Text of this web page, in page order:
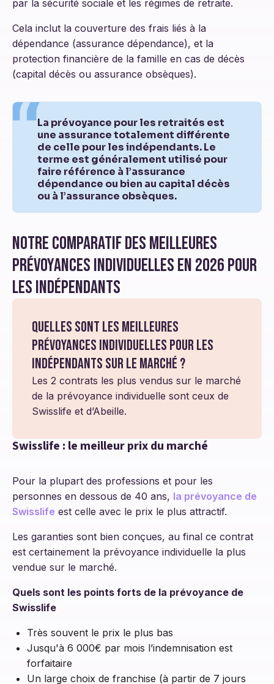
par la sécurité sociale et les régimes de retraite.
Cela inclut la couverture des frais liés à la
dépendance (assurance dépendance), et la
protection financière de la famille en cas de décès
(capital décès ou assurance obsèques).
La prévoyance pour les retraités est
une assurance totalement différente
de celle pour les indépendants. Le
terme est généralement utilisé pour
faire référence à l’assurance
dépendance ou bien au capital décès
ou à l’assurance obsèques.
Notre comparatif des meilleures
prévoyances individuelles en 2026 pour
les indépendants
Quelles sont les meilleures
prévoyances individuelles pour les
indépendants sur le marché ?
Les 2 contrats les plus vendus sur le marché
de la prévoyance individuelle sont ceux de
Swisslife et d’Abeille.
Swisslife : le meilleur prix du marché
Pour la plupart des professions et pour les
personnes en dessous de 40 ans, la prévoyance de
Swisslife est celle avec le prix le plus attractif.
Les garanties sont bien conçues, au final ce contrat
est certainement la prévoyance individuelle la plus
vendue sur le marché.
Quels sont les points forts de la prévoyance de
Swisslife
Très souvent le prix le plus bas
Jusqu'à 6 000€ par mois l’indemnisation est
forfaitaire
Un large choix de franchise (à partir de 7 jours